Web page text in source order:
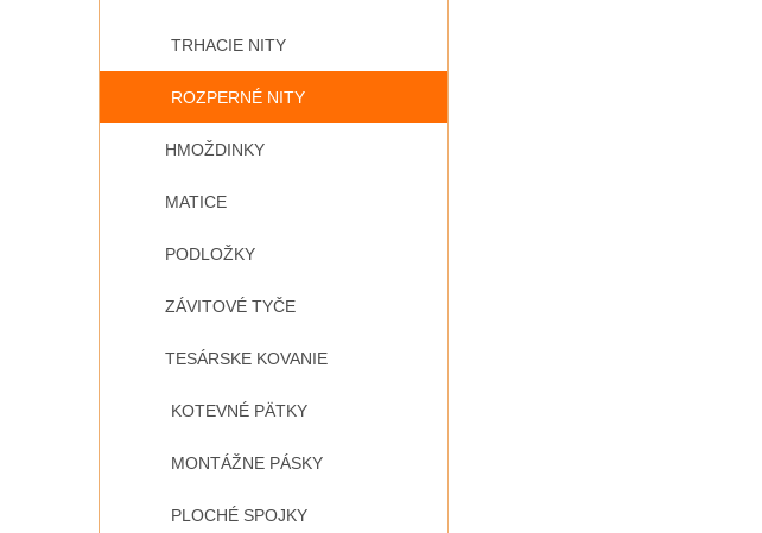
TRHACIE NITY
ROZPERNÉ NITY
HMOŽDINKY
MATICE
PODLOŽKY
ZÁVITOVÉ TYČE
TESÁRSKE KOVANIE
KOTEVNÉ PÄTKY
MONTÁŽNE PÁSKY
PLOCHÉ SPOJKY